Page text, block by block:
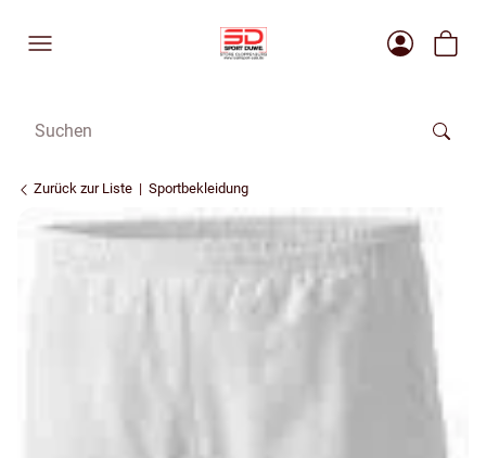
Zurück zur Liste Sportbekleidung